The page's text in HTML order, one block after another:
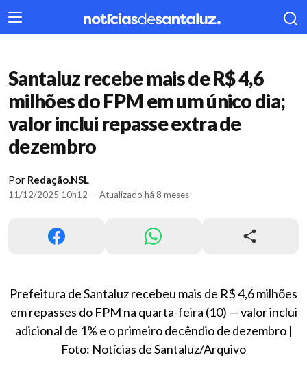
Santaluz recebe mais de R$ 4,6
milhões do FPM em um único dia;
valor inclui repasse extra de
dezembro
Por Redação.NSL
11/12/2025 10h12 — Atualizado há 8 meses
Prefeitura de Santaluz recebeu mais de R$ 4,6 milhões
em repasses do FPM na quarta-feira (10) — valor inclui
adicional de 1% e o primeiro decêndio de dezembro |
Foto: Notícias de Santaluz/Arquivo